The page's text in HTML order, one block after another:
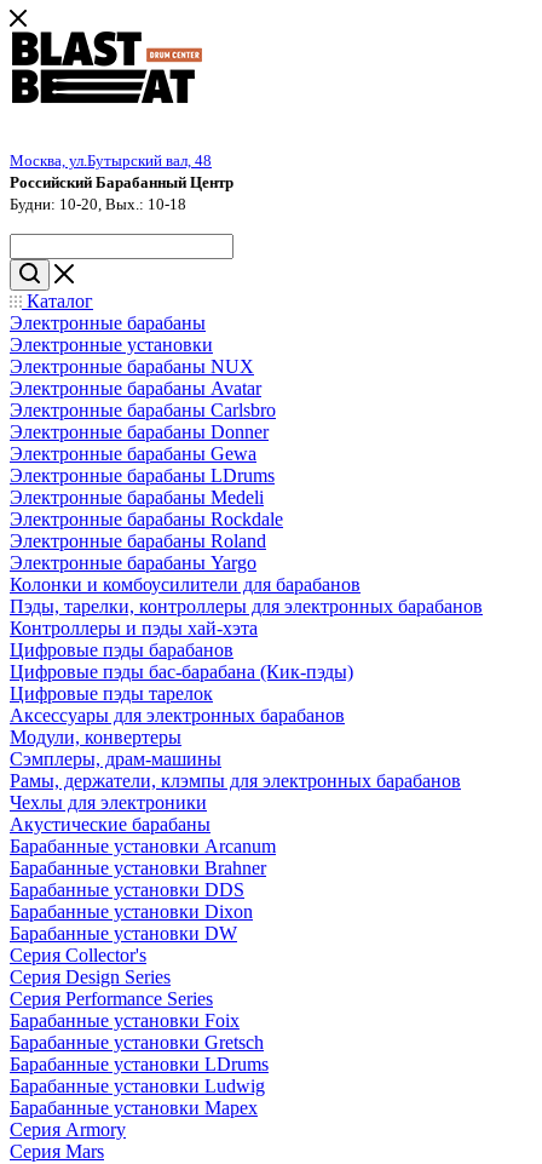
Москва, ул.Бутырский вал, 48
Российский Барабанный Центр
Будни: 10-20, Вых.: 10-18
Каталог
Электронные барабаны
Электронные установки
Электронные барабаны NUX
Электронные барабаны Avatar
Электронные барабаны Carlsbro
Электронные барабаны Donner
Электронные барабаны Gewa
Электронные барабаны LDrums
Электронные барабаны Medeli
Электронные барабаны Rockdale
Электронные барабаны Roland
Электронные барабаны Yargo
Колонки и комбоусилители для барабанов
Пэды, тарелки, контроллеры для электронных барабанов
Контроллеры и пэды хай-хэта
Цифровые пэды барабанов
Цифровые пэды бас-барабана (Кик-пэды)
Цифровые пэды тарелок
Аксессуары для электронных барабанов
Модули, конвертеры
Сэмплеры, драм-машины
Рамы, держатели, клэмпы для электронных барабанов
Чехлы для электроники
Акустические барабаны
Барабанные установки Arcanum
Барабанные установки Brahner
Барабанные установки DDS
Барабанные установки Dixon
Барабанные установки DW
Серия Collector's
Серия Design Series
Серия Performance Series
Барабанные установки Foix
Барабанные установки Gretsch
Барабанные установки LDrums
Барабанные установки Ludwig
Барабанные установки Mapex
Серия Armory
Серия Mars